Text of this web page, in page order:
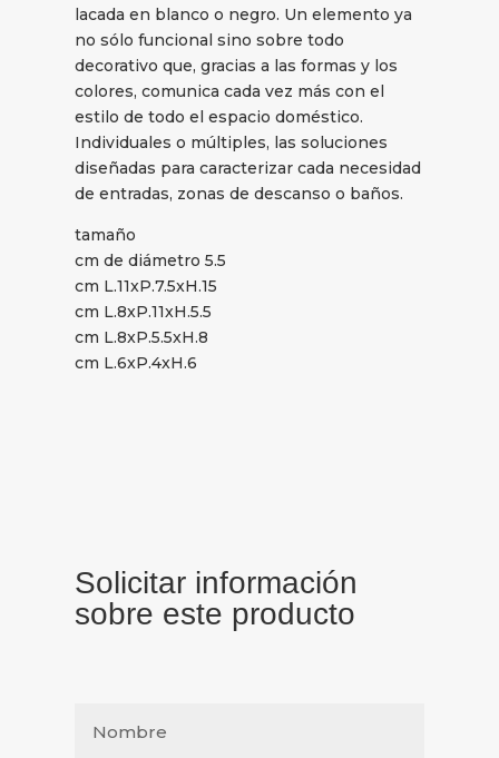
lacada en blanco o negro. Un elemento ya
no sólo funcional sino sobre todo
decorativo que, gracias a las formas y los
colores, comunica cada vez más con el
estilo de todo el espacio doméstico.
Individuales o múltiples, las soluciones
diseñadas para caracterizar cada necesidad
de entradas, zonas de descanso o baños.
tamaño
cm de diámetro 5.5
cm L.11xP.7.5xH.15
cm L.8xP.11xH.5.5
cm L.8xP.5.5xH.8
cm L.6xP.4xH.6
Solicitar información
sobre este producto